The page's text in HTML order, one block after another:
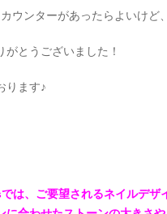
ウンターがあったらよいけど
とうございました！
ります♪
は、ご要望されるネイルデザ